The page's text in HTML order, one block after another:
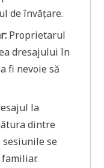
de învățare.
Proprietarul
dresajului în
fi nevoie să
la
dintre
sesiunile se